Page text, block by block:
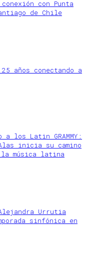
con Punta
de Chile
años conectando a
a los Latin GRAMMY:
inicia su camino
la música latina
Urrutia
sinfónica en